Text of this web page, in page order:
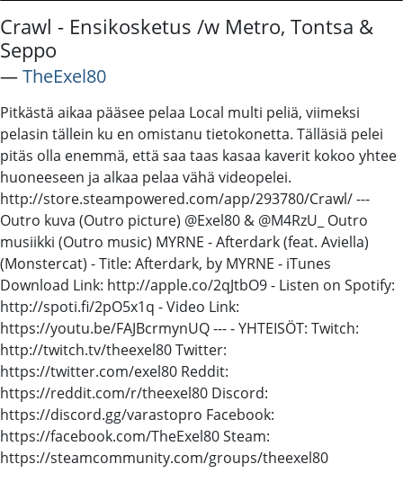
Crawl - Ensikosketus /w Metro, Tontsa &
Seppo
―TheExel80
Pitkästä aikaa pääsee pelaa Local multi peliä, viimeksi
pelasin tällein ku en omistanu tietokonetta. Tälläsiä pelei
pitäs olla enemmä, että saa taas kasaa kaverit kokoo yhtee
huoneeseen ja alkaa pelaa vähä videopelei.
http://store.steampowered.com/app/293780/Crawl/ ---
Outro kuva (Outro picture) @Exel80 & @M4RzU_ Outro
musiikki (Outro music) MYRNE - Afterdark (feat. Aviella)
(Monstercat) - Title: Afterdark, by MYRNE - iTunes
Download Link: http://apple.co/2qJtbO9 - Listen on Spotify:
http://spoti.fi/2pO5x1q - Video Link:
https://youtu.be/FAJBcrmynUQ --- - YHTEISÖT: Twitch:
http://twitch.tv/theexel80 Twitter:
https://twitter.com/exel80 Reddit:
https://reddit.com/r/theexel80 Discord:
https://discord.gg/varastopro Facebook:
https://facebook.com/TheExel80 Steam:
https://steamcommunity.com/groups/theexel80